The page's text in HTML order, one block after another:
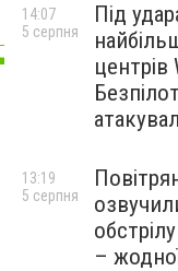
Під
14:07
5 серпня
–
13:19
5 серпня